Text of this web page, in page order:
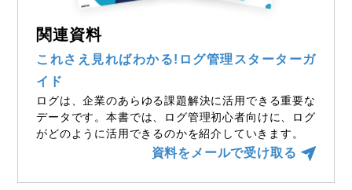
関連資料
これさえ見ればわかる!ログ管理スターターガ
イド
ログは、企業のあらゆる課題解決に活用できる重要な
データです。本書では、ログ管理初心者向けに、ログ
がどのように活用できるのかを紹介していきます。
資料をメールで受け取る